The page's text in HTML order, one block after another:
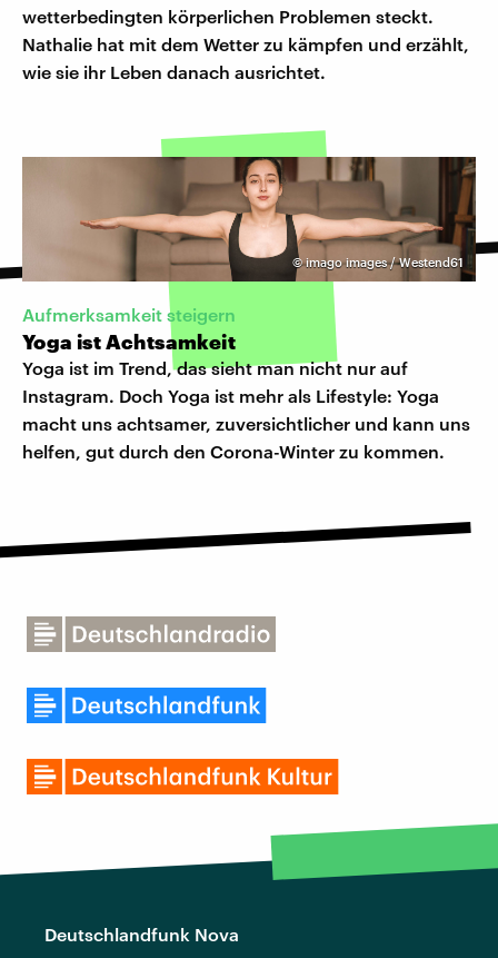
wetterbedingten körperlichen Problemen steckt.
Nathalie hat mit dem Wetter zu kämpfen und erzählt,
wie sie ihr Leben danach ausrichtet.
©imago images / Westend61
Aufmerksamkeit steigern
Yoga ist Achtsamkeit
Yoga ist im Trend, das sieht man nicht nur auf
Instagram. Doch Yoga ist mehr als Lifestyle: Yoga
macht uns achtsamer, zuversichtlicher und kann uns
helfen, gut durch den Corona-Winter zu kommen.
Deutschlandfunk Nova